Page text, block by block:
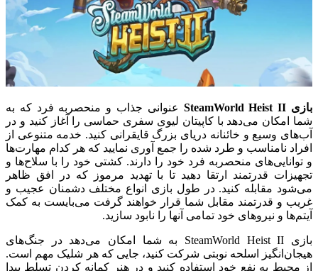
بازی SteamWorld Heist II
عنوانی جذاب و منحصربه فرد که به
شما امکان می‌دهد با کاپیتان لیوی سفری حماسی را آغاز کنید و در
آب‌های وسیع و خائنانه دریای بزرگ قایقرانی کنید. خدمه متنوعی از
افراد نامناسب و طرد شده را جمع آوری نمایید که هر کدام مهارت‌ها
و توانایی‌های منحصربه فرد خود را دارند. کشتی خود را با سلاح‌ها و
تجهیزات قدرتمند ارتقا دهید تا با تهدید مرموز که در افق ظاهر
می‌شود مقابله کنید. در طول بازی انواع مختلف دشمنان عجیب و
غریب و قدرتمند مقابل شما قرار خواهند گرفت می‌بایست به کمک
آیتم‌ها و نیروهای خود تمامی آنها را نابود سازید.
بازی SteamWorld Heist II به شما امکان می‌دهد در جنگ‌های
هیجان‌انگیز اسلحه نوبتی شرکت کنید، جایی که هر شلیک مهم است.
از محیط به نفع خود استفاده کنید و در هنر کمانه کردن تسلط پیدا